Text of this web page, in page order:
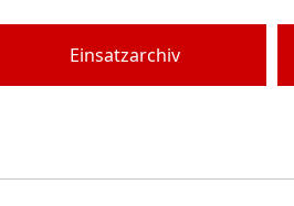
Einsatzarchiv